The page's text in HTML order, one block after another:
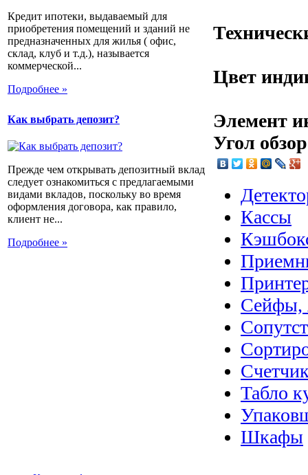
Кредит ипотеки, выдаваемый для
приобретения помещений и зданий не
предназначенных для жилья ( офис,
склад, клуб и т.д.), называется
коммерческой...
Подробнее »
Как выбрать депозит?
Прежде чем открывать депозитный вклад
следует ознакомиться с предлагаемыми
видами вкладов, поскольку во время
оформления договора, как правило,
клиент не...
Подробнее »
Цвет
Элемент
Угол
Кассы
Сейфы,
Табло
Шкафы